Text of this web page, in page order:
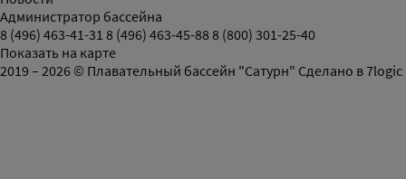
Администратор бассейна
8 (496) 463-41-31 8 (496) 463-45-888 (800) 301-25-40
Показать на карте
2019 – 2026 © Плавательный бассейн "Сатурн" Сделано в7logic